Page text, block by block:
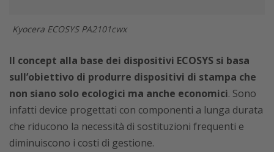
Kyocera ECOSYS PA2101cwx
Il concept alla base dei dispositivi ECOSYS si basa
sull’obiettivo di produrre dispositivi di stampa che
non siano solo ecologici ma anche economici. Sono
infatti device progettati con componenti a lunga durata
che riducono la necessità di sostituzioni frequenti e
diminuiscono i costi di gestione.